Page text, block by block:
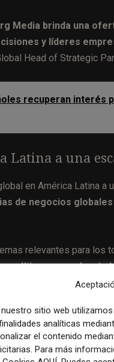
Media brinda una
y líderes
Head of Strategic
recuperan interés
Latina a una
en América Latina a
de negocios
relevantes para
política, mercados,
teaser gratuito en vídeo
a boletines
nuestro sitio web
analíticas
el contenido
Para más